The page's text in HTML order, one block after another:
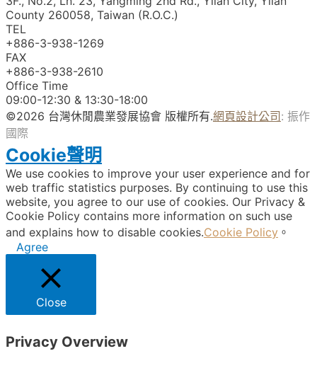
County 260058, Taiwan (R.O.C.)
TEL
+886-3-938-1269​
FAX
+886-3-938-2610
Office Time
09:00-12:30 & 13:30-18:00
©2026 台灣休閒農業發展協會 版權所有.網頁設計公司: 振作
國際
Cookie聲明
We use cookies to improve your user experience and for
web traffic statistics purposes. By continuing to use this
website, you agree to our use of cookies. Our Privacy &
Cookie Policy contains more information on such use
and explains how to disable cookies.Cookie Policy 。
Agree
Close
Privacy Overview